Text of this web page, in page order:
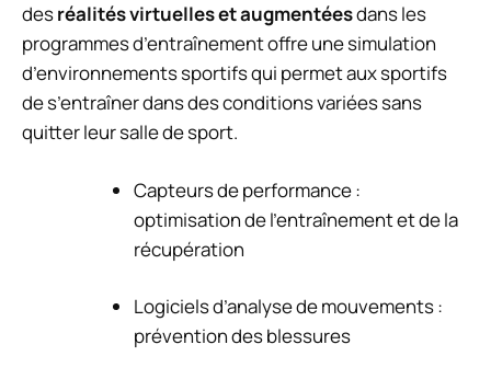
desréalités virtuelles et augmentéesdans les
programmes d’entraînement offre une simulation
d’environnements sportifs qui permet aux sportifs
de s’entraîner dans des conditions variées sans
quitter leur salle de sport.
Capteurs de performance :
optimisation de l’entraînement et de la
récupération
Logiciels d’analyse de mouvements :
prévention des blessures